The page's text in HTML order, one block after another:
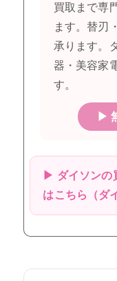
買取まで専
ます。替刃
承ります。
器・美容家
す。
▶
▶ ダイソンの
はこちら（ダ